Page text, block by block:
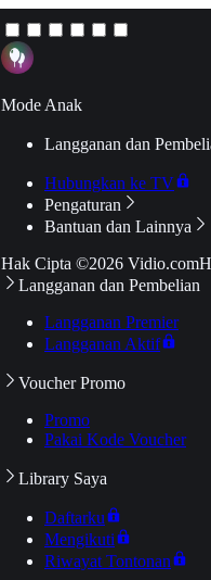
Mode Anak
Langganan dan
Hubungkan ke TV
Pengaturan
Bantuan dan Lainnya
Hak Cipta ©2026 Vidio.com
Langganan dan Pembelian
Langganan Premier
Langganan Aktif
Voucher Promo
Promo
Pakai Kode Voucher
Library Saya
Daftarku
Mengikuti
Riwayat Tontonan